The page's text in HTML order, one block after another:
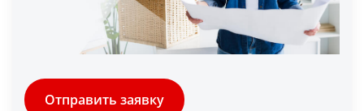
Отправить заявку